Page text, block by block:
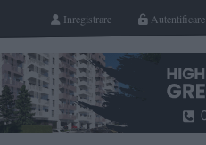
Autentificare
Inregistrare